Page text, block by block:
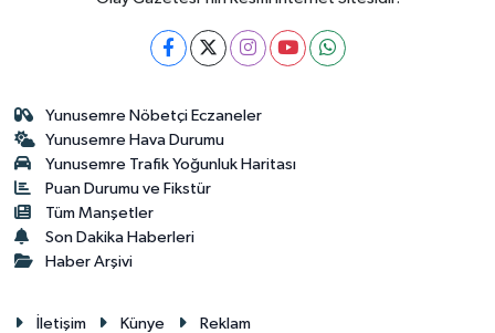
Yunusemre Nöbetçi Eczaneler
Yunusemre Hava Durumu
Yunusemre Trafik Yoğunluk Haritası
Puan Durumu ve Fikstür
Tüm Manşetler
Son Dakika Haberleri
Haber Arşivi
İletişim Künye Reklam